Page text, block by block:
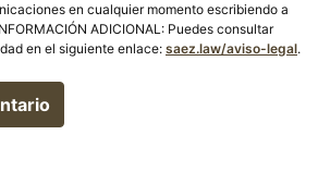
en cualquier momento escribiendo a
ADICIONAL: Puedes consultar
en el siguiente enlace: saez.law/aviso-legal.